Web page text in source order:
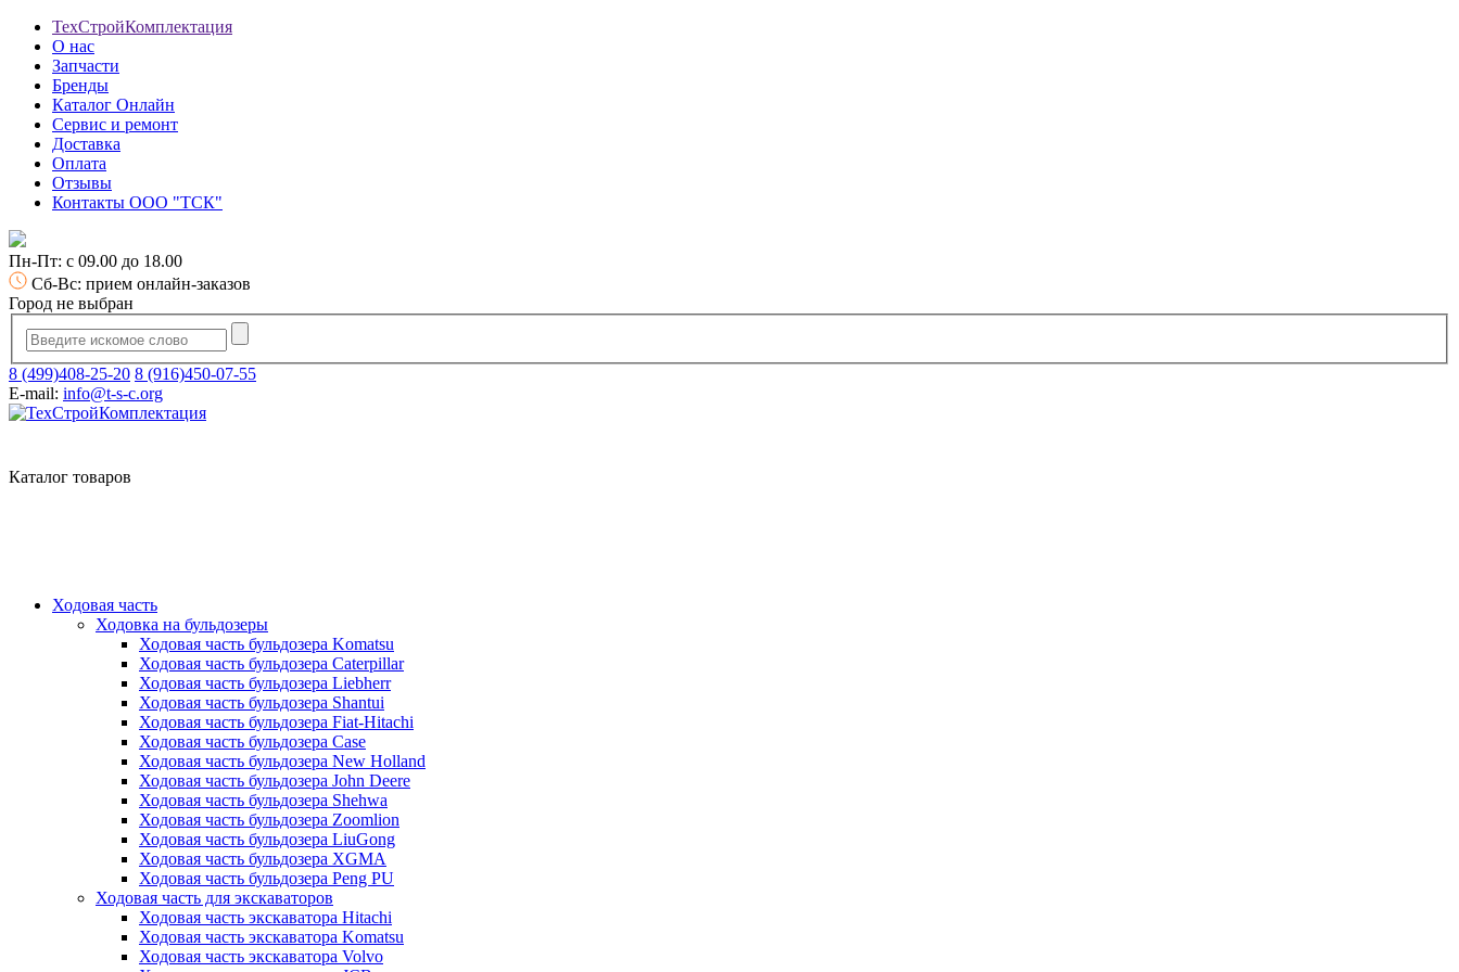
ТехСтройКомплектация
О нас
Запчасти
Бренды
Каталог Онлайн
Сервис и ремонт
Доставка
Оплата
Отзывы
Контакты ООО "ТСК"
Пн-Пт: с 09.00 до 18.00
Сб-Вс: прием онлайн-заказов
Город не выбран
8 (499)408-25-20 8 (916)450-07-55
E-mail: info@t-s-c.org
Каталог товаров
Ходовая часть
Ходовка на бульдозеры
Ходовая часть бульдозера Komatsu
Ходовая часть бульдозера Caterpillar
Ходовая часть бульдозера Liebherr
Ходовая часть бульдозера Shantui
Ходовая часть бульдозера Fiat-Hitachi
Ходовая часть бульдозера Case
Ходовая часть бульдозера New Holland
Ходовая часть бульдозера John Deere
Ходовая часть бульдозера Shehwa
Ходовая часть бульдозера Zoomlion
Ходовая часть бульдозера LiuGong
Ходовая часть бульдозера XGMA
Ходовая часть бульдозера Peng PU
Ходовая часть для экскаваторов
Ходовая часть экскаватора Hitachi
Ходовая часть экскаватора Komatsu
Ходовая часть экскаватора Volvo